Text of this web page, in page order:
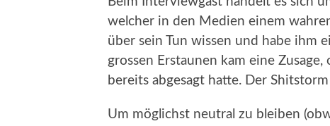
welcher in den Medien einem
über sein Tun wissen und habe ihm
grossen Erstaunen kam eine
bereits abgesagt hatte. Der
Um möglichst neutral zu bleiben